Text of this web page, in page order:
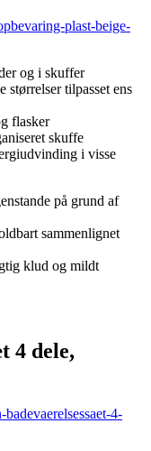
plast-beige-
og i skuffer
tilpasset ens
flasker
skuffe
i visse
på grund af
sammenlignet
klud og mildt
4 dele,
4-